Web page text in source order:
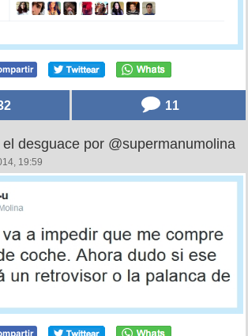
11
desguace por @supermanumolina
19:59